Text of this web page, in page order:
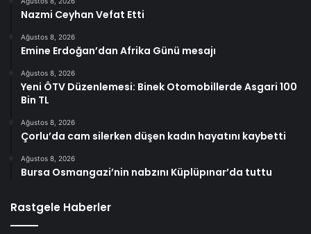
Nazmi Ceyhan Vefat Etti
Ağustos 8, 2026
Emine Erdoğan’dan Afrika Günü mesajı
Ağustos 8, 2026
Yeni ÖTV Düzenlemesi: Binek Otomobillerde Asgari 100
Bin TL
Ağustos 8, 2026
Çorlu’da cam silerken düşen kadın hayatını kaybetti
Ağustos 8, 2026
Bursa Osmangazi’nin nabzını Küplüpınar’da tuttu
Rastgele Haberler